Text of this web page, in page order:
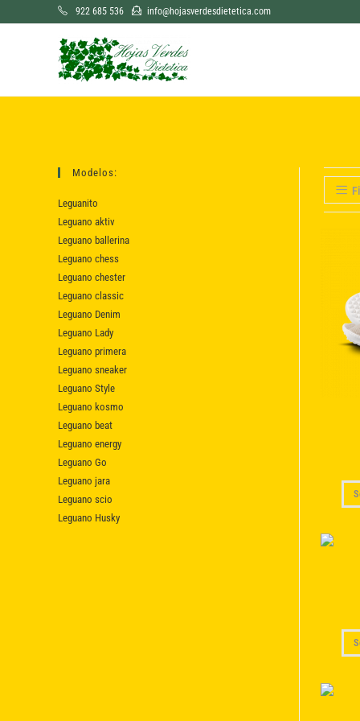
922 685 536 info@hojasverdesdietetica.com
Modelos:
Leguanito
Leguano aktiv
Leguano ballerina
Leguano chess
Leguano chester
Leguano classic
Leguano Denim
Leguano Lady
Leguano primera
Leguano sneaker
Leguano Style
Leguano kosmo
Leguano beat
Leguano energy
Leguano Go
Leguano jara
Leguano scio
Leguano Husky